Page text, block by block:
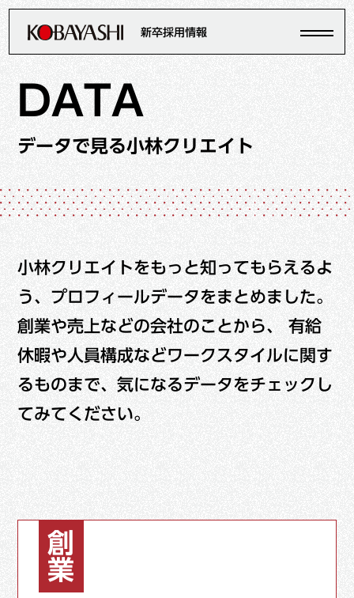
新卒採用情報
小林クリエイトを知る
私たちの歴史
社会を支える製品・サービス
仕事を知る
人を知る
社員紹介
環境を知る
福利厚生・教育・表彰
採用情報を知る
DATA
データで見る小林クリエイト
小林クリエイトをもっと知ってもらえるよ
う、プロフィールデータをまとめました。
創業や売上などの会社のことから、 有給
休暇や人員構成などワークスタイルに関す
るものまで、気になるデータをチェックし
てみてください。
創業